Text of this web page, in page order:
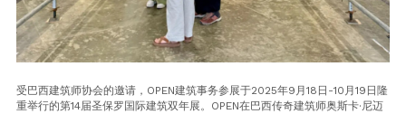
受巴西建筑师协会的邀请，OPEN建筑事务参展于2025年9月18日-10月19日隆
重举行的第14届圣保罗国际建筑双年展。OPEN在巴西传奇建筑师奥斯卡·尼迈